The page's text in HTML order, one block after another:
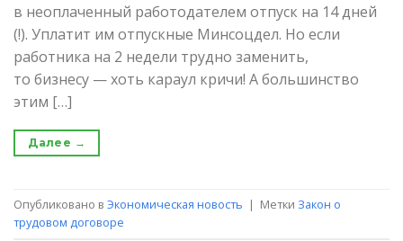
в неоплаченный работодателем отпуск на 14 дней
(!). Уплатит им отпускные Минсоцдел. Но если
работника на 2 недели трудно заменить,
то бизнесу — хоть караул кричи! А большинство
этим […]
Далее →
Опубликовано в Экономическая новость | Метки Закон о
трудовом договоре